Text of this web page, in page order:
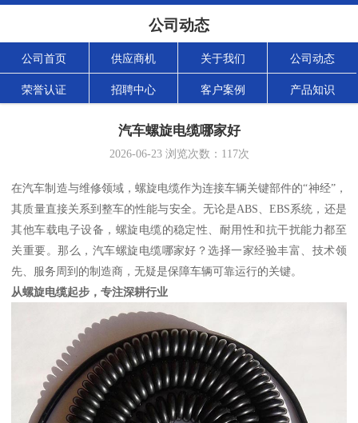
公司动态
公司首页 供应商机 关于我们 公司动态
荣誉认证 招聘中心 客户案例 产品知识
汽车螺旋电缆哪家好
2026-06-23浏览次数： 117次
在汽车制造与维修领域，螺旋电缆作为连接车辆关键部件的“神经”，
其质量直接关系到整车的性能与安全。无论是ABS、EBS系统，还是
其他车载电子设备，螺旋电缆的稳定性、耐用性和抗干扰能力都至
关重要。那么，汽车螺旋电缆哪家好？选择一家经验丰富、技术领
先、服务周到的制造商，无疑是保障车辆可靠运行的关键。
从螺旋电缆起步，专注深耕行业